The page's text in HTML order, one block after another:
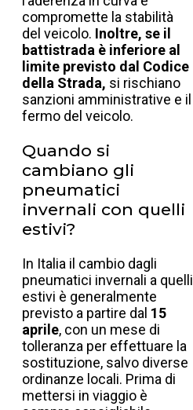
compromette la stabilità
del veicolo. Inoltre, se il
battistrada è inferiore al
limite previsto dal Codice
della Strada, si rischiano
sanzioni amministrative e il
fermo del veicolo.
Quando si
cambiano gli
pneumatici
invernali con quelli
estivi?
In Italia il cambio dagli
pneumatici invernali a quelli
estivi è generalmente
previsto a partire dal 15
aprile, con un mese di
tolleranza per effettuare la
sostituzione, salvo diverse
ordinanze locali. Prima di
mettersi in viaggio è